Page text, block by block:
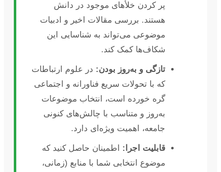
پر کردن خلأهای موجود در دانش
هستند. بررسی مقالات اخیر و ادبیات
موضوعی می‌تواند به شناسایی این
شکاف‌ها کمک کند.
تازگی و به‌روز بودن: در علوم ارتباطات
که با تحولات سریع فناورانه و اجتماعی
گره خورده است، انتخاب موضوعات
به‌روز و متناسب با چالش‌های کنونی
جامعه، اهمیت ویژه‌ای دارد.
قابلیت اجرا: اطمینان حاصل کنید که
موضوع انتخابی شما با منابع (زمانی،